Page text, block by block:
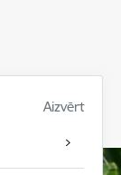
Aizvērt